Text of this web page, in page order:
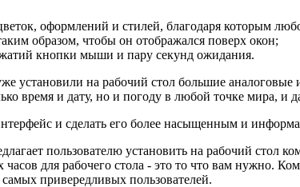
оформлений и стилей, благодаря которым
образом, чтобы он отображался поверх окон;
кнопки мыши и пару секунд ожидания.
установили на рабочий стол большие
время и дату, но и погоду в любой точке мира, и
и сделать его более насыщенным и
пользователю установить на рабочий стол
для рабочего стола - это то что вам нужно.
привередливых пользователей.